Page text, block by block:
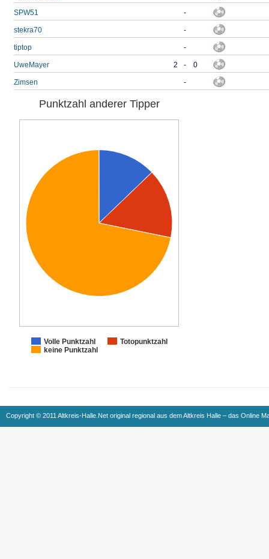
SPW51 -
stekra70 -
tiptop -
UweMayer 2 - 0
Zimsen -
Punktzahl anderer Tipper
Volle Punktzahl
Totopunktzahl
keine Punktzahl
Copyright © 2011 Altkreis-Halle.Net original regional aus dem Altkreis Halle – das Online